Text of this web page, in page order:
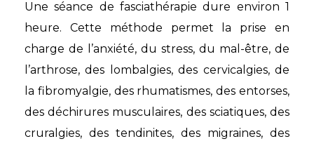
Une séance de fasciathérapie dure environ 1
heure. Cette méthode permet la prise en
charge de l’anxiété, du stress, du mal-être, de
l’arthrose, des lombalgies, des cervicalgies, de
la fibromyalgie, des rhumatismes, des entorses,
des déchirures musculaires, des sciatiques, des
cruralgies, des tendinites, des migraines, des